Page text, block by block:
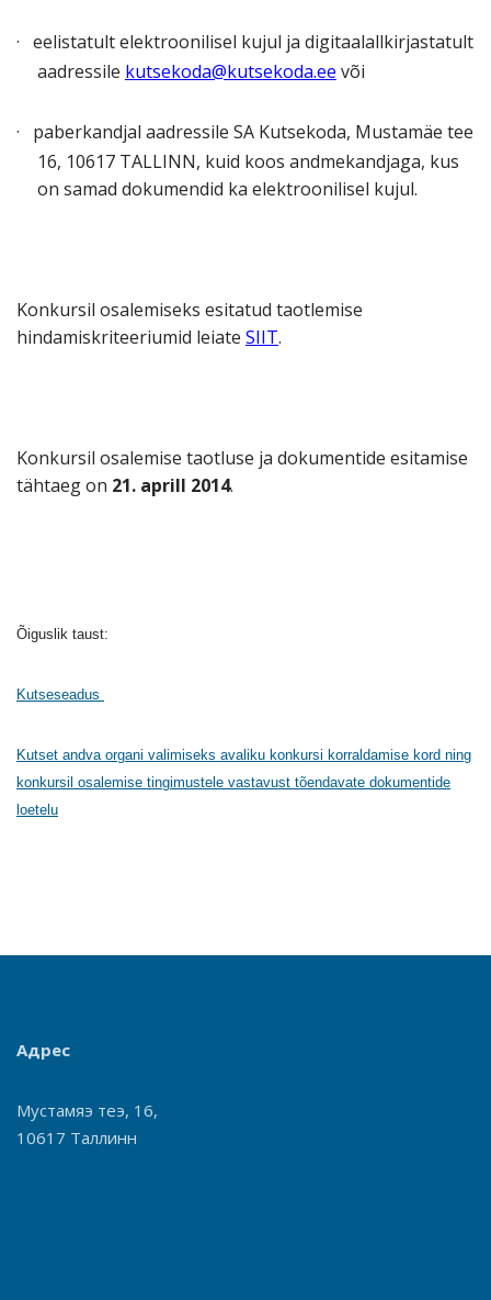
· eelistatult elektroonilisel kujul ja digitaalallkirjastatult
aadressile kutsekoda@kutsekoda.ee või
·
paberkandjal aadressile SA Kutsekoda, Mustamäe tee
16, 10617 TALLINN, kuid koos andmekandjaga, kus
on samad dokumendid ka elektroonilisel kujul.
Konkursil osalemiseks esitatud taotlemise
hindamiskriteeriumid leiate SIIT.
Konkursil osalemise taotluse ja dokumentide esitamise
tähtaeg on 21. aprill 2014.
Õiguslik taust:
Kutseseadus
Kutset andva organi valimiseks avaliku konkursi korraldamise kord ning
konkursil osalemise tingimustele vastavust tõendavate dokumentide
loetelu
Адрес
Мустамяэ теэ, 16,
10617 Таллинн